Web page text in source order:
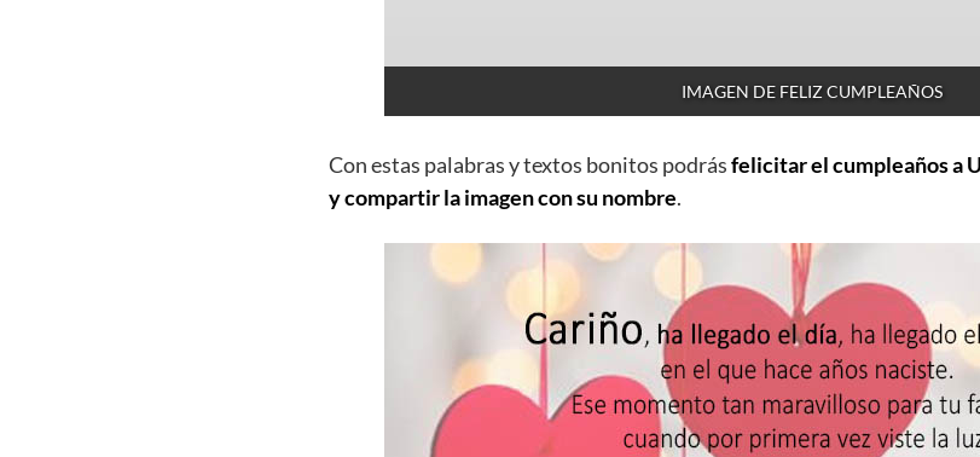
IMAGEN DE FELIZ CUMPLEAÑOS
Con estas palabras y textos bonitos podrásfelicitar el cumpleaños a
y compartir la imagen con su nombre.